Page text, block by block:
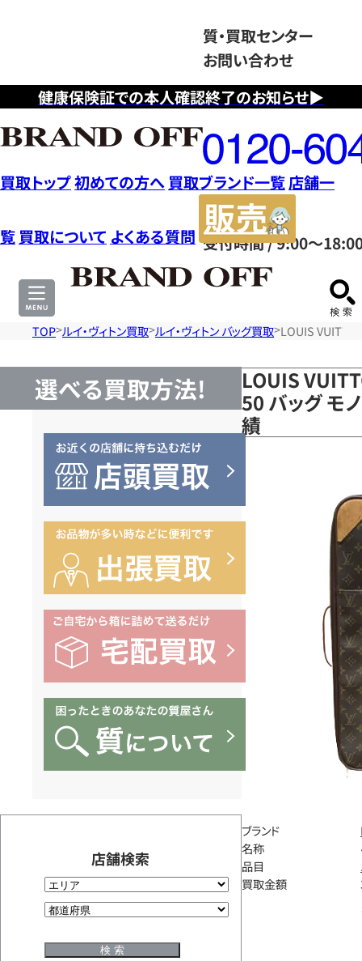
健康保険証での本人確認終了のお知らせ▶
質・買取センター
お問い合わせ
フ
リ
ー
ダ
イ
ヤ
ル
0120604117
受付時間 / 9:00～
買取トップ初めての方へ 買取ブランド一覧店舗一
覧 買取について よくある質問
サ
TOP ルイ・ヴィトン買取 ルイ・ヴィトン バッグ買取 LOUIS
選べる買取方法!
店舗検索
LOUIS
50 バッグ モ
績
ブランド
名称
品目
買取金額